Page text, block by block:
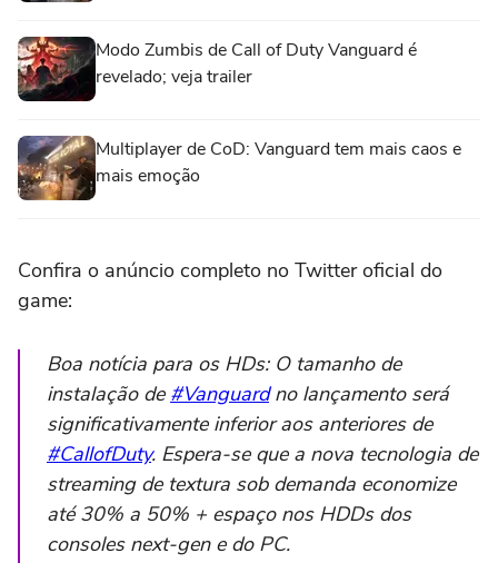
Modo Zumbis de Call of Duty Vanguard é
revelado; veja trailer
Multiplayer de CoD: Vanguard tem mais caos e
mais emoção
Confira o anúncio completo no Twitter oficial do
game:
Boa notícia para os HDs: O tamanho de
instalação de #Vanguardno lançamento será
significativamente inferior aos anteriores de
#CallofDuty. Espera-se que a nova tecnologia de
streaming de textura sob demanda economize
até 30% a 50% + espaço nos HDDs dos
consoles next-gen e do PC.